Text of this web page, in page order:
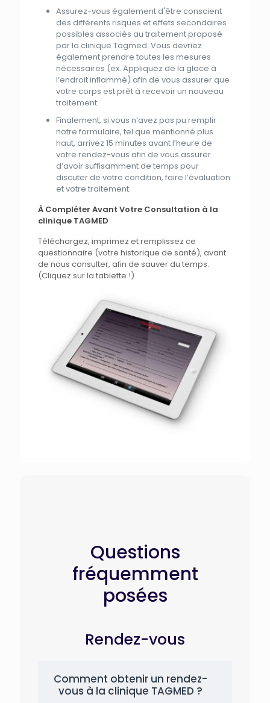
Assurez-vous également d'être conscient
des différents risques et effets secondaires
possibles associés au traitementproposé
parla clinique Tagmed. Vous devriez
également prendre toutes les mesures
nécessaires (ex. Appliquez de la glace à
l’endroit inflammé) afin de vous assurer que
votre corps est prêt à recevoir un nouveau
traitement.
Finalement, si vous n’avez pas pu remplir
notre formulaire, tel que mentionné plus
haut, arrivez 15 minutes avant l’heure de
votre rendez-vous afin de vous assurer
d’avoir suffisamment de temps pour
discuter de votre condition, faire l’évaluation
etvotre traitement.
À Compléter Avant Votre Consultation à la
clinique TAGMED
Téléchargez, imprimez etremplissez ce
questionnaire (votre historique de santé), avant
de nous consulter, afin de sauver du temps.
(Cliquez surla tablette !)
Questions
fréquemment
posées
Rendez-vous
Comment obtenir un rendez-
vous à la clinique TAGMED ?